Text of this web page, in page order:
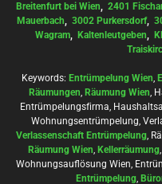
Breitenfurt bei Wien, 2401
Mauerbach, 3002 Purkersdorf,
Wagram, Kaltenleutgeben,
Keywords: Entrümpelung Wien,
Räumungen, Räumung Wien,
Entrümpelungsfirma,
Wohnungsentrümpelung,
Verlassenschaft Entrümpelung,
Räumung Wien, Kellerräumung
Wohnungsauflösung Wien,
Entrümpelung,